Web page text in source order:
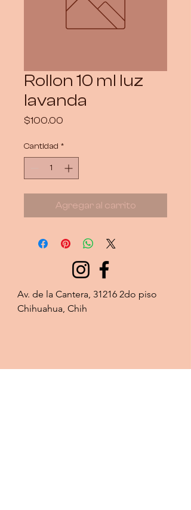
Rollon 10 ml luz
lavanda
$100.00
Cantidad *
Agregar al carrito
Av. de la Cantera, 31216 2do piso
Chihuahua, Chih